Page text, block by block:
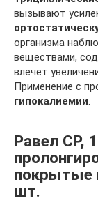
вызывают
организма
веществами,
влечет
Применение с
гипокалиемии.
Равел СР,
покрытые
шт.